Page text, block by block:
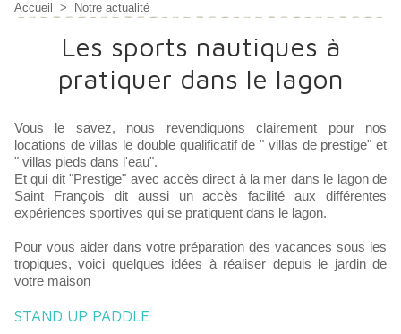
Accueil > Notre actualité
Les sports nautiques à
pratiquer dans le lagon
Vous le savez, nous revendiquons clairement pour nos
locations de villas le double qualificatif de " villas de prestige" et
" villas pieds dans l'eau".
Et qui dit "Prestige" avec accès direct à la mer dans le lagon de
Saint François dit aussi un accès facilité aux différentes
expériences sportives qui se pratiquent dans le lagon.
Pour vous aider dans votre préparation des vacances sous les
tropiques, voici quelques idées à réaliser depuis le jardin de
votre maison
STAND UP PADDLE